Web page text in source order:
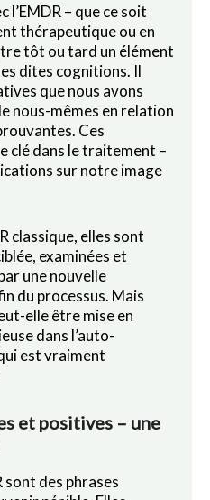
– que ce soit
thérapeutique ou en
tôt ou tard un élément
dites cognitions. Il
que nous avons
nous-mêmes en relation
Ces
clé dans le traitement –
sur notre image
classique, elles sont
examinées et
une nouvelle
du processus. Mais
elle être mise en
dans l’auto-
est vraiment
et positives – une
sont des phrases